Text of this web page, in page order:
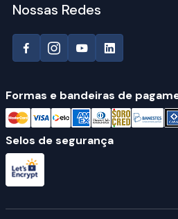
Nossas Redes
Formas e bandeiras de
Selos de segurança